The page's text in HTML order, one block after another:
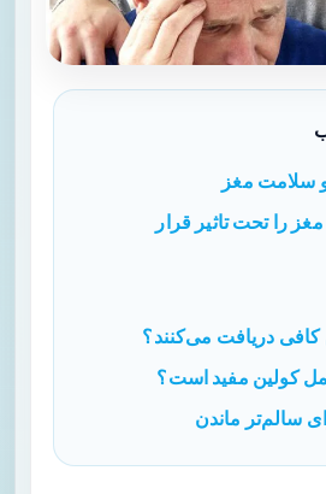
و سلامت مغز
مغز را تحت تاثیر قرار
کافی دریافت می‌کنند؟
کولین مفید است؟
سالم‌تر ماندن